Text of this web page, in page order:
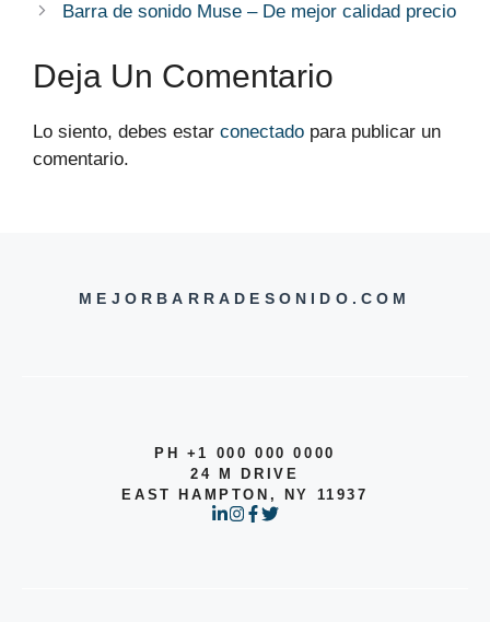
Barra de sonido Muse – De mejor calidad precio
Deja Un Comentario
Lo siento, debes estar conectado para publicar un
comentario.
MEJORBARRADESONIDO.COM
PH +1 000 000 0000
24 M DRIVE
EAST HAMPTON, NY 11937